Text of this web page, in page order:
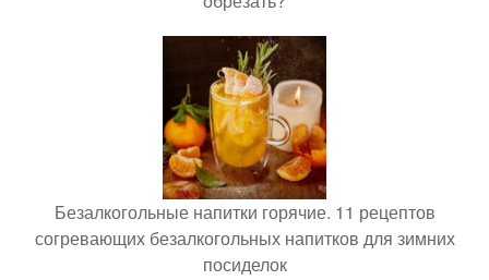
Безалкогольные напитки горячие. 11 рецептов
согревающих безалкогольных напитков для зимних
посиделок